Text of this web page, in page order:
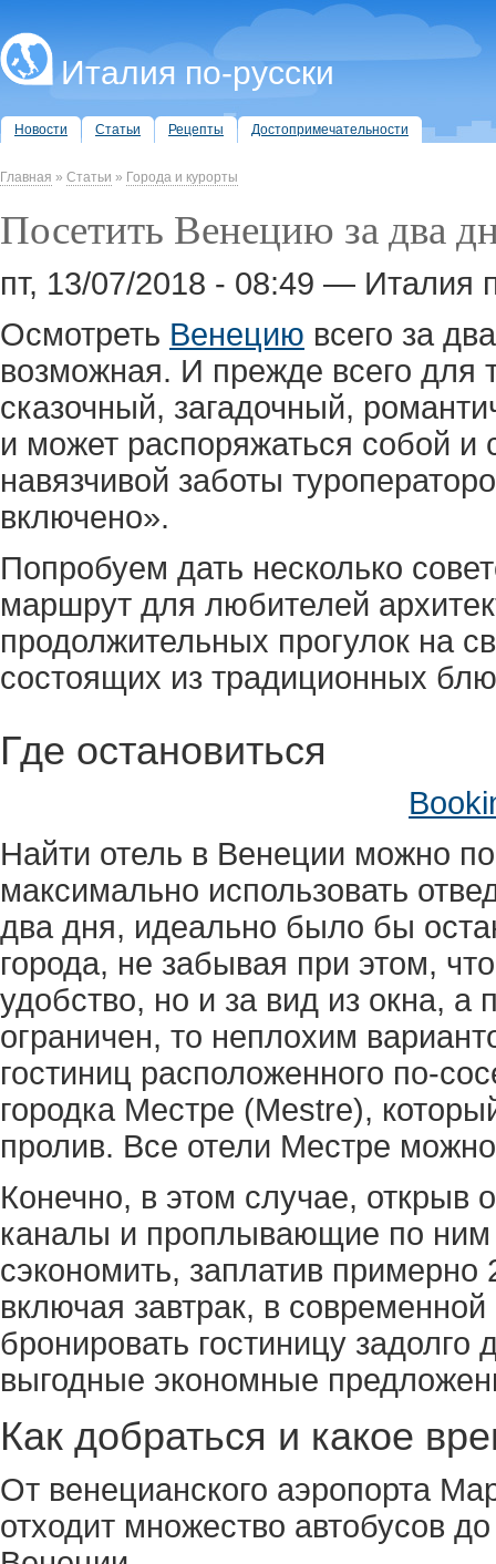
Италия по-русски
Новости Статьи Рецепты Достопримечательности
Главная » Статьи » Города и курорты
Посетить Венецию за два
пт, 13/07/2018 - 08:49 — Италия
Осмотреть Венецию всего за
возможная. И прежде всего для
сказочный, загадочный,
и может распоряжаться собой
навязчивой заботы
включено».
Попробуем дать несколько
маршрут для любителей
продолжительных прогулок на
состоящих из традиционных
Где остановиться
Найти отель в Венеции можно
максимально использовать
два дня, идеально было бы
города, не забывая при этом,
удобство, но и за вид из окна,
ограничен, то неплохим
гостиниц расположенного по-
городка Местре (Mestre),
пролив. Все отели Местре
Конечно, в этом случае, открыв
каналы и проплывающие по ним
сэкономить, заплатив примерно
включая завтрак, в
бронировать гостиницу
выгодные экономные
Как добраться и какое
От венецианского аэропорта
отходит множество автобусов